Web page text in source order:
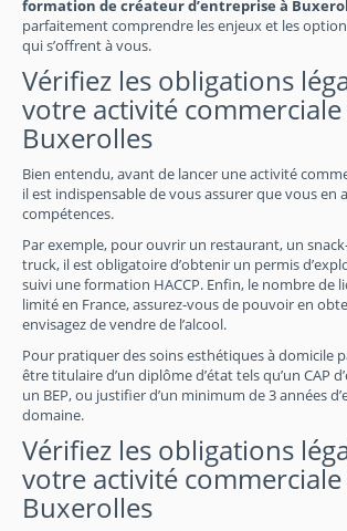
formation de créateur d’entreprise à
parfaitement comprendre les enjeux et les
qui s’offrent à vous.
Vérifiez les obligations
votre activité commerciale
Buxerolles
Bien entendu, avant de lancer une activité
il est indispensable de vous assurer que vous en
compétences.
Par exemple, pour ouvrir un restaurant, un
truck, il est obligatoire d’obtenir un permis
suivi une formation HACCP. Enfin, le nombre de
limité en France, assurez-vous de pouvoir en
envisagez de vendre de l’alcool.
Pour pratiquer des soins esthétiques à domicile
être titulaire d’un diplôme d’état tels qu’un CAP
un BEP, ou justifier d’un minimum de 3 années
domaine.
Vérifiez les obligations
votre activité commerciale
Buxerolles